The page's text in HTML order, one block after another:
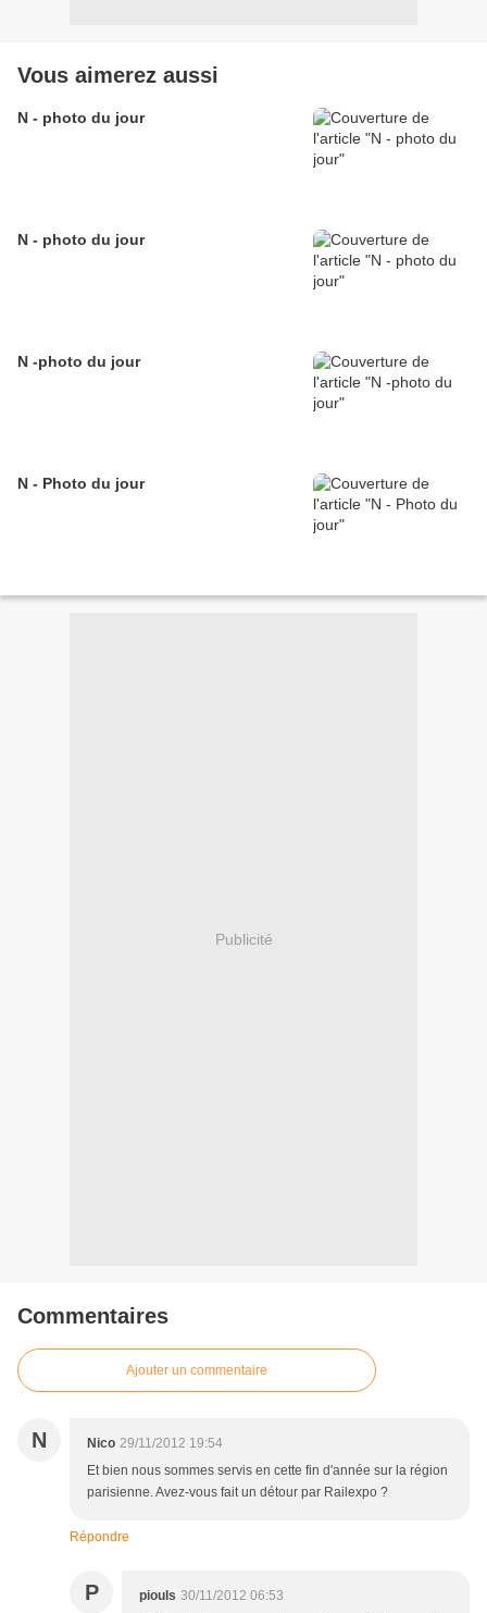
Vous aimerez aussi
N - photo du jour
N - photo du jour
N -photo du jour
N - Photo du jour
Publicité
Commentaires
Ajouter un commentaire
N Nico 29/11/2012 19:54
Et bien nous sommes servis en cette fin d'année sur la région
parisienne. Avez-vous fait un détour par Railexpo ?
Répondre
P piouls 30/11/2012 06:53